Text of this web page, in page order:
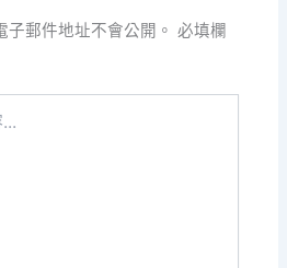
郵件地址不會公開。 必填欄